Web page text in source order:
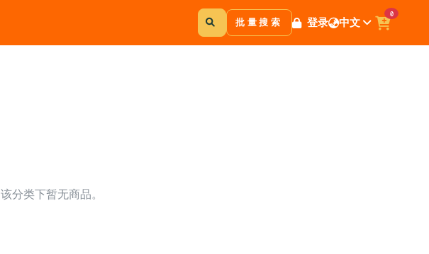
批量搜索 登录 中文
0
该分类下暂无商品。